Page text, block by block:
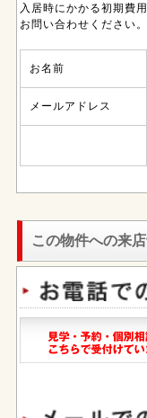
入居時にかかる初期費
お問い合わせください。
お名前
メールアドレス
この物件への来